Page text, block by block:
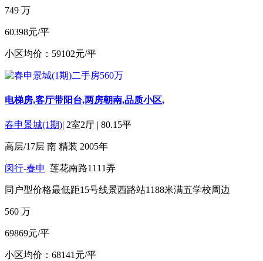
749 万
60398元/平
小区均价：59102元/平
电梯房,客厅带阳台,两房朝南,品质小区,
春申景城(1期)| 2室2厅 | 80.15平
高层/17层 南 精装 2005年
闵行-春申 莲花南路1111弄
同户型价格最低距15号线景西路站1188米满五学校周边
560 万
69869元/平
小区均价：68141元/平